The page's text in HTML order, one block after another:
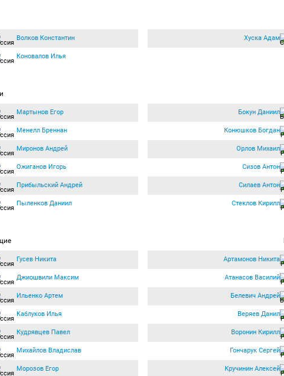
Волков Константин
Коновалов Илья
Мартынов Егор
Менелл Бреннан
Миронов Андрей
Ожиганов Игорь
Прибыльский Андрей
Пыленков Даниил
Гусев Никита
Джиошвили Максим
Ильенко Артем
Каблуков Илья
Кудрявцев Павел
Михайлов Владислав
Морозов Егор
Хуска Адам
Бокун Даниил
Конюшков Богдан
Орлов Михаил
Сизов Антон
Силаев Антон
Стеклов Кирилл
Артамонов Никита
Атанасов Василий
Белевич Андрей
Веряев Данил
Воронин Кирилл
Гончарук Сергей
Кручинин Алексей